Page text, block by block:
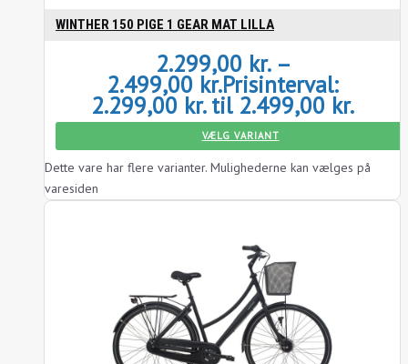
WINTHER 150 PIGE 1 GEAR MAT LILLA
2.299,00 kr. –
2.499,00 kr.Prisinterval:
2.299,00 kr. til 2.499,00 kr.
VÆLG VARIANT
Dette vare har flere varianter. Mulighederne kan vælges på
varesiden